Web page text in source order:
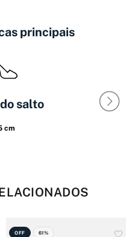
principais
salto
cm
OFF 61%